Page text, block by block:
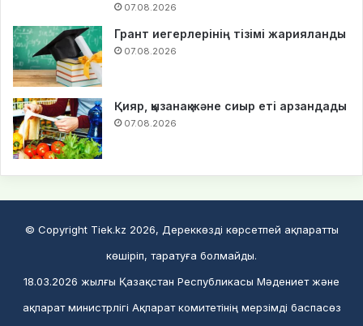
07.08.2026
Грант иегерлерінің тізімі жарияланды
07.08.2026
Қияр, қызанақ және сиыр еті арзандады
07.08.2026
© Copyright Tiek.kz 2026, Дереккөзді көрсетпей ақпаратты
көшіріп, таратуға болмайды.
18.03.2026 жылғы Қазақстан Республикасы Мәдениет және
ақпарат министрлігі Ақпарат комитетінің мерзімді баспасөз